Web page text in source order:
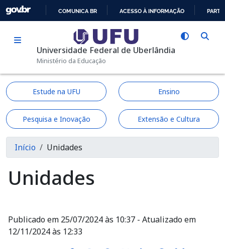
Pular para o conteúdo principal
PARA
O
COMUNICA BR ACESSO À INFORMAÇÃO
Universidade Federal de Uberlândia
Ministério da Educação
Estude na UFU Ensino
Pesquisa e Inovação Extensão e Cultura
Trilha de navegação
Início Unidades
Unidades
Publicado em 25/07/2024 às 10:37 - Atualizado em
12/11/2024 às 12:33